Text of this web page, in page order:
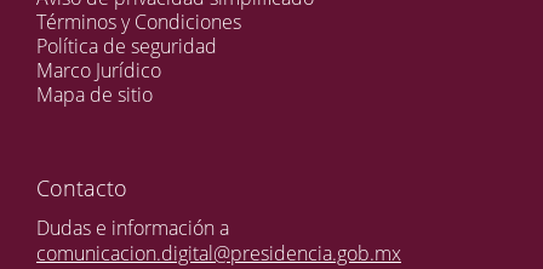
Términos y Condiciones
Política de seguridad
Marco Jurídico
Mapa de sitio
Contacto
Dudas e información a
comunicacion.digital@presidencia.gob.mx